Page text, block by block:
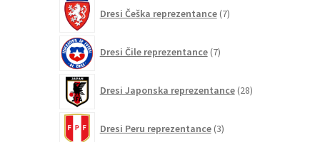
Dresi Češka reprezentance 7izdelkov
Dresi Čile reprezentance 7izdelkov
Dresi Japonska reprezentance 28izdelkov
Dresi Peru reprezentance 3izdelki